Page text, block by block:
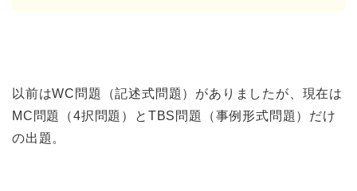
以前はWC問題（記述式問題）がありましたが、現在は
MC問題（4択問題）とTBS問題（事例形式問題）だけ
の出題。